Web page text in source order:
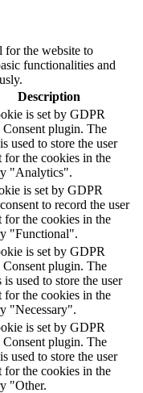
for the website to
functionalities and
Description
is set by GDPR
plugin. The
used to store the user
for the cookies in the
"Analytics".
is set by GDPR
to record the user
for the cookies in the
"Functional".
is set by GDPR
plugin. The
is used to store the user
for the cookies in the
"Necessary".
is set by GDPR
plugin. The
used to store the user
for the cookies in the
"Other.